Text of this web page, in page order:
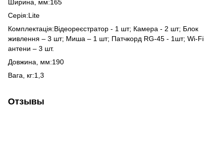
Ширина, мм:165
Серія:Lite
Комплектація:Відеореєстратор - 1 шт; Камера - 2 шт; Блок
живлення – 3 шт; Миша – 1 шт; Патчкорд RG-45 - 1шт; Wi-Fi
антени – 3 шт.
Довжина, мм:190
Вага, кг:1,3
Отзывы